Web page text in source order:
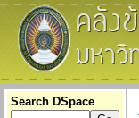
Search DSpace